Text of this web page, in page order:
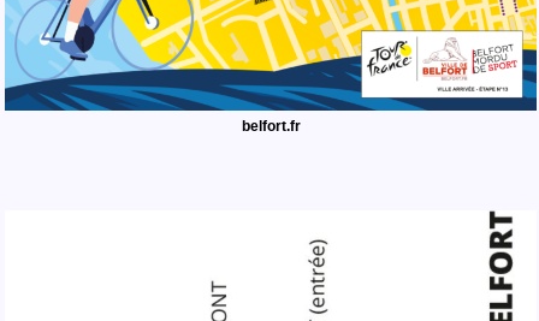
belfort.fr